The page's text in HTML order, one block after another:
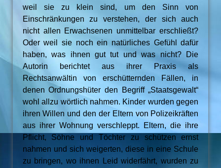
weil sie zu klein sind, um den Sinn von
Einschränkungen zu verstehen, der sich auch
nicht allen Erwachsenen unmittelbar erschließt?
Oder weil sie noch ein natürliches Gefühl dafür
haben, was ihnen gut tut und was nicht? Die
Autorin berichtet aus ihrer Praxis als
Rechtsanwältin von erschütternden Fällen, in
denen Ordnungshüter den Begriff „Staatsgewalt“
wohl allzu wörtlich nahmen. Kinder wurden gegen
ihren Willen und den der Eltern von Polizeikräften
aus ihrer Wohnung verschleppt. Eltern, die ihre
Pflicht, Söhne und Töchter zu schützen ernst
nahmen und sich weigerten, diese in eine Schule
zu bringen, wo ihnen Leid widerfährt, wurden zu